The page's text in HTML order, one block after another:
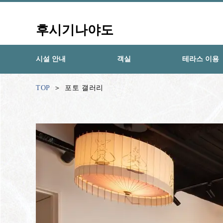
후시기나야도
시설 안내 객실 테라스 이용
TOP 포토 갤러리